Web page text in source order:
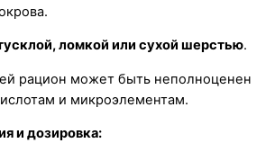
ломкой или сухой шерстью.
рацион может быть неполноценен
и микроэлементам.
и дозировка: